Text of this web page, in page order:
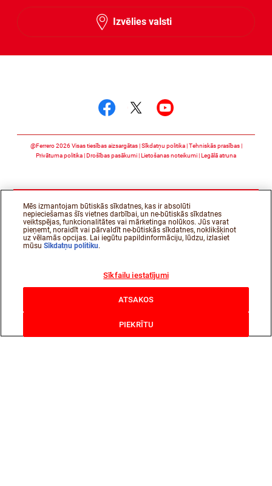
Latvian
Izvēlies valsti
@Ferrero 2026 Visas tiesības aizsargātas Sīkdatņu politika Tehniskās prasības
Privātuma politika Drošības pasākumi Lietošanas noteikumi Legālā atruna
Mēs izmantojam būtiskās sīkdatnes, kas ir absolūti
nepieciešamas šīs vietnes darbībai, un ne-būtiskās sīkdatnes
veiktspējas, funkcionalitātes vai mārketinga nolūkos. Jūs varat
pieņemt, noraidīt vai pārvaldīt ne-būtiskās sīkdatnes, noklikšķinot
uz vēlamās opcijas. Lai iegūtu papildinformāciju, lūdzu, izlasiet
mūsuSīkdatņu politiku.
Sīkfailu iestatījumi
ATSAKOS
PIEKRĪTU